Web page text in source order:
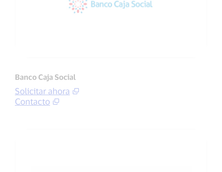
Banco Caja Social
Solicitar ahora
Contacto